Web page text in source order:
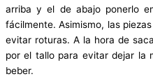
arriba y el de abajo ponerlo
fácilmente. Asimismo, las
evitar roturas. A la hora de
por el tallo para evitar dejar la
beber.